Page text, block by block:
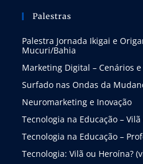
Palestras
Palestra Jornada Ikigai e
Mucuri/Bahia
Marketing Digital – Cenários
Surfado nas Ondas da
Neuromarketing e Inovação
Tecnologia na Educação –
Tecnologia na Educação –
Tecnologia: Vilã ou Heroína?